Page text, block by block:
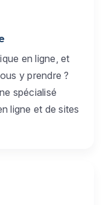
en ligne, et
y prendre ?
spécialisé
ligne et de sites